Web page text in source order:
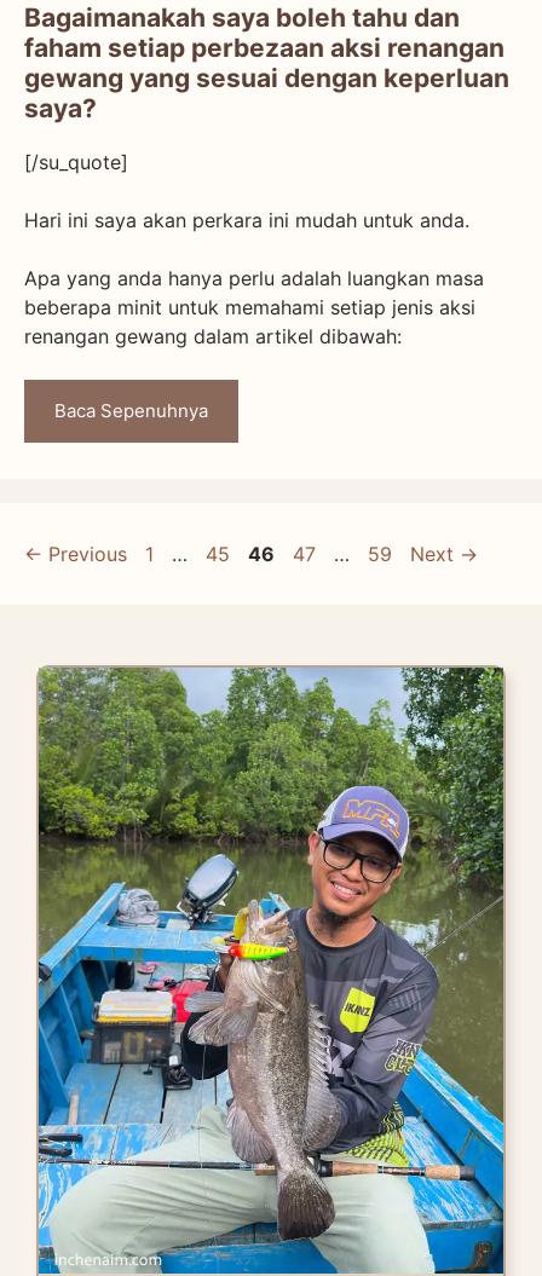
Bagaimanakah saya boleh tahu dan
faham setiap perbezaan aksi renangan
gewang yang sesuai dengan keperluan
saya?
[/su_quote]
Hari ini saya akan perkara ini mudah untuk anda.
Apa yang anda hanya perlu adalah luangkan masa
beberapa minit untuk memahami setiap jenis aksi
renangan gewang dalam artikel dibawah:
Baca Sepenuhnya
← Previous Page
1 … Page
45 Page
46 Page
47 … Page
59 Next →